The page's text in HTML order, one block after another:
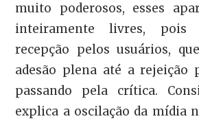
muito poderosos, esses
inteiramente livres, pois
recepção pelos usuários,
adesão plena até a rejeição
passando pela crítica.
explica a oscilação da mídia